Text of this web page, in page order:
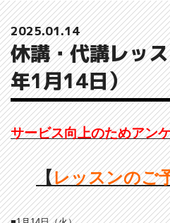
2025.01.14
休講・代講レッ
年1月14日）
サービス向上のためアン
【レッスンのご